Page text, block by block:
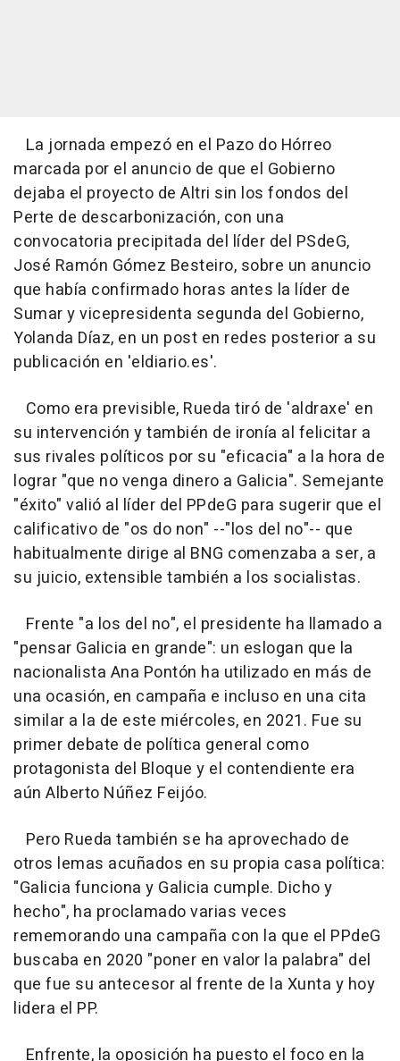
La jornada empezó en el Pazo do Hórreo
marcada por el anuncio de que el Gobierno
dejaba el proyecto de Altri sin los fondos del
Perte de descarbonización, con una
convocatoria precipitada del líder del PSdeG,
José Ramón Gómez Besteiro, sobre un anuncio
que había confirmado horas antes la líder de
Sumar y vicepresidenta segunda del Gobierno,
Yolanda Díaz, en un post en redes posterior a su
publicación en 'eldiario.es'.
Como era previsible, Rueda tiró de 'aldraxe' en
su intervención y también de ironía al felicitar a
sus rivales políticos por su "eficacia" a la hora de
lograr "que no venga dinero a Galicia". Semejante
"éxito" valió al líder del PPdeG para sugerir que el
calificativo de "os do non" --"los del no"-- que
habitualmente dirige al BNG comenzaba a ser, a
su juicio, extensible también a los socialistas.
Frente "a los del no", el presidente ha llamado a
"pensar Galicia en grande": un eslogan que la
nacionalista Ana Pontón ha utilizado en más de
una ocasión, en campaña e incluso en una cita
similar a la de este miércoles, en 2021. Fue su
primer debate de política general como
protagonista del Bloque y el contendiente era
aún Alberto Núñez Feijóo.
Pero Rueda también se ha aprovechado de
otros lemas acuñados en su propia casa política:
"Galicia funciona y Galicia cumple. Dicho y
hecho", ha proclamado varias veces
rememorando una campaña con la que el PPdeG
buscaba en 2020 "poner en valor la palabra" del
que fue su antecesor al frente de la Xunta y hoy
lidera el PP.
Enfrente, la oposición ha puesto el foco en la